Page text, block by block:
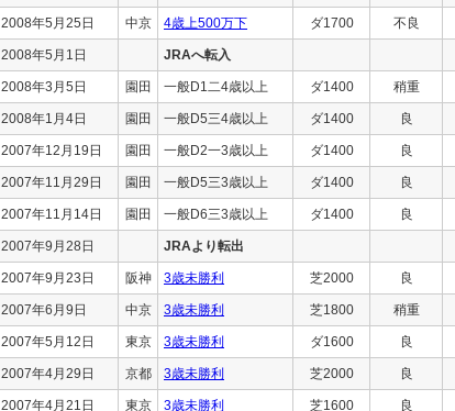
2008年5月25日 中京 4歳上500万下 ダ1700 不良
2008年5月1日 JRAへ転入
2008年3月5日 園田 一般D1二4歳以上 ダ1400 稍重
2008年1月4日 園田 一般D5三4歳以上 ダ1400 良
2007年12月19日 園田 一般D2一3歳以上 ダ1400 良
2007年11月29日 園田 一般D5三3歳以上 ダ1400 良
2007年11月14日 園田 一般D6三3歳以上 ダ1400 良
2007年9月28日 JRAより転出
2007年9月23日 阪神 3歳未勝利 芝2000 良
2007年6月9日 中京 3歳未勝利 芝1800 稍重
2007年5月12日 東京 3歳未勝利 ダ1600 良
2007年4月29日 京都 3歳未勝利 芝2000 良
2007年4月21日 東京 3歳未勝利 芝1600 良